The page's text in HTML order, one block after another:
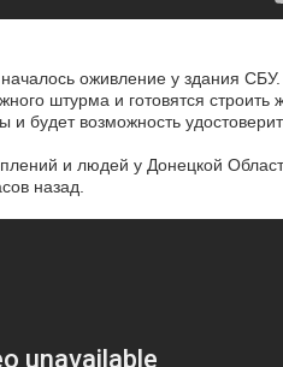
оживление у здания
штурма и готовятся
и будет возможность
и людей у Донецкой
назад.